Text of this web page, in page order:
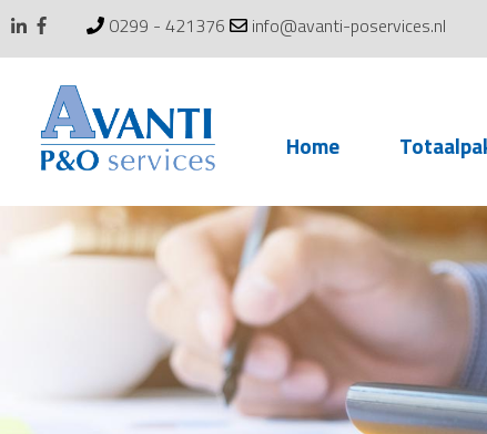
0299 - 421376 info@avanti-poservices.nl
Home